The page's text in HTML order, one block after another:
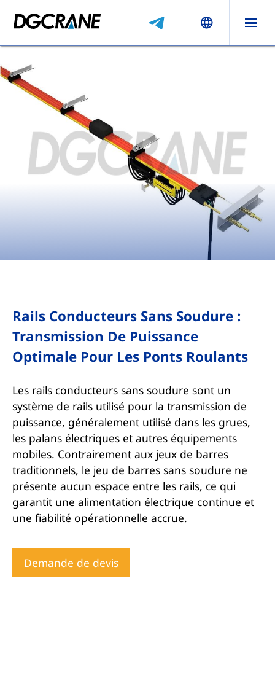
Rails Conducteurs Sans Soudure :
Transmission De Puissance
Optimale Pour Les Ponts Roulants
Les rails conducteurs sans soudure sont un
système de rails utilisé pour la transmission de
puissance, généralement utilisé dans les grues,
les palans électriques et autres équipements
mobiles. Contrairement aux jeux de barres
traditionnels, le jeu de barres sans soudure ne
présente aucun espace entre les rails, ce qui
garantit une alimentation électrique continue et
une fiabilité opérationnelle accrue.
Demande de devis